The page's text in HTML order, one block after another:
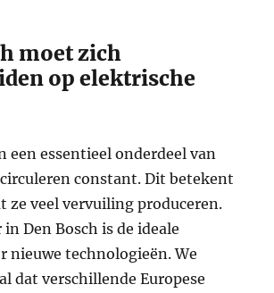
moet zich
op elektrische
een essentieel onderdeel van
constant. Dit betekent
ze veel vervuiling produceren.
Den Bosch is de ideale
nieuwe technologieën. We
dat verschillende Europese